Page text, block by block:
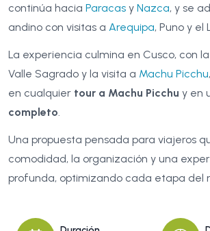
continúa hacia Paracas y Nazca, y se
andino con visitas a Arequipa, Puno y el
La experiencia culmina en Cusco, con
Valle Sagrado y la visita a Machu Picchu
en cualquier tour a Machu Picchu y en
completo
Una propuesta pensada para viajeros
comodidad, la organización y una
profunda, optimizando cada etapa del